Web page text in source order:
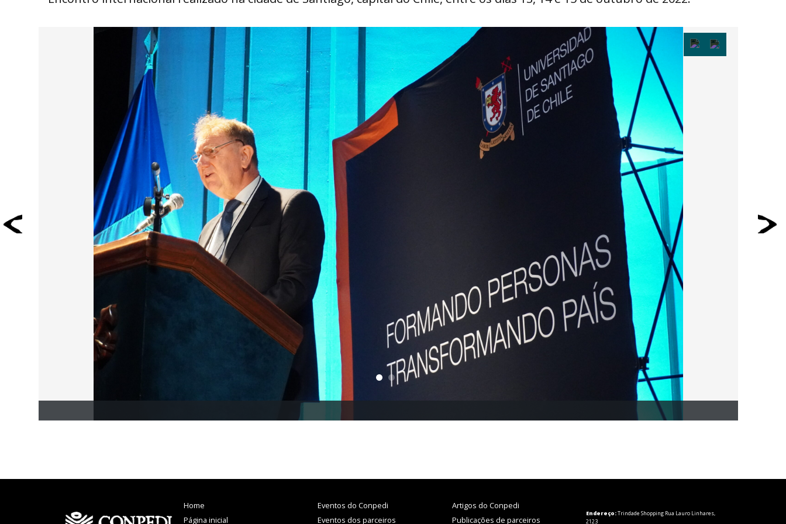
Home
Página inicial
Eventos do Conpedi
Eventos dos parceiros
Artigos do Conpedi
Publicações de parceiros
Endereço:Trindade Shopping Rua Lauro Linhares,
2123